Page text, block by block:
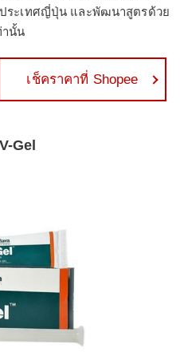
ระเทศญี่ปุ่น และพัฒนาสูตรด้วย
านั้น
เช็คราคาที่ Shopee
Gel